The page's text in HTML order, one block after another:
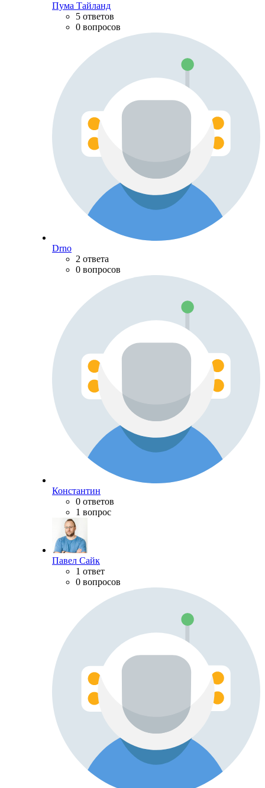
Пума Тайланд
5 ответов
0 вопросов
Drno
2 ответа
0 вопросов
Константин
0 ответов
1 вопрос
Павел Сайк
1 ответ
0 вопросов